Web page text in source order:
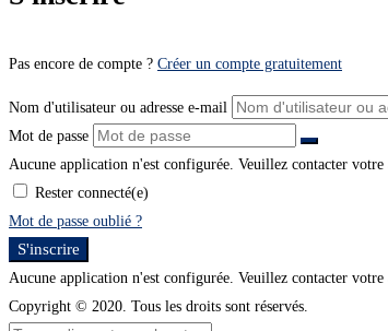
Pas encore de compte ? Créer un compte gratuitement
Nom d'utilisateur ou adresse e-mail
Mot de passe
Aucune application n'est configurée. Veuillez contacter votre
Rester connecté(e)
Mot de passe oublié ?
S'inscrire
Aucune application n'est configurée. Veuillez contacter votre
Copyright © 2020. Tous les droits sont réservés.